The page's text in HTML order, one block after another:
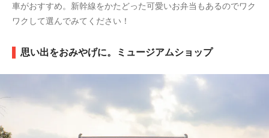
車がおすすめ。新幹線をかたどった可愛いお弁当もあるのでワク
ワクして選んでみてください！
思い出をおみやげに。ミュージアムショップ